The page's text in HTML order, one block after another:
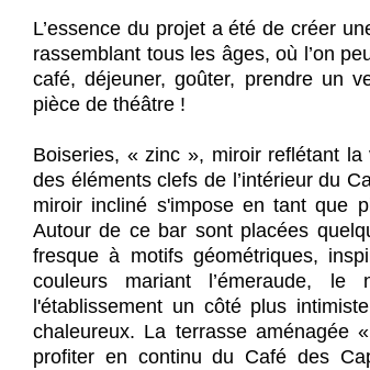
L’essence du projet a été de créer
rassemblant tous les âges, où l’on
café, déjeuner, goûter, prendre un
pièce de théâtre !
Boiseries, « zinc », miroir reflétant
des éléments clefs de l’intérieur du
miroir incliné s'impose en tant que
Autour de ce bar sont placées
fresque à motifs géométriques,
couleurs mariant l’émeraude,
l'établissement un côté plus
chaleureux. La terrasse aménagée
profiter en continu du Café des